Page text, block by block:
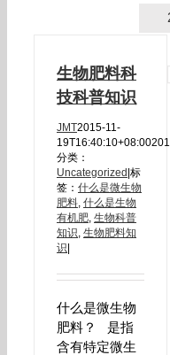
生物肥料科
技科普知识
JMT2015-11-
19T16:40:10+08:00
分类：
Uncategorized|标
签： 什么是微生物
肥料 什么是生物
有机肥 生物科普
知识 生物肥料知
识|
什么是微生物
肥料？ 是指
含有特定微生